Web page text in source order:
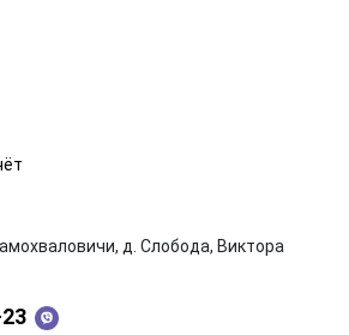
д. Слобода, Виктора